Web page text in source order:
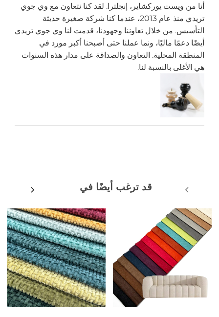
أنا من ويست يوركشاير، إنجلترا. لقد كنا نتعاون مع وي جوي
تريدي منذ عام 2013، عندما كنا شركة صغيرة حديثة
التأسيس. من خلال تعاوننا وجهودنا، قدمت لنا وي جوي تريدي
أيضًا دعمًا ماليًا، ونما عملنا حتى أصبحنا أكبر مورد في
المنطقة المحلية. التعاون والصداقة على مدار هذه السنوات
هي الأغلى بالنسبة لنا.
قد ترغب أيضًا في